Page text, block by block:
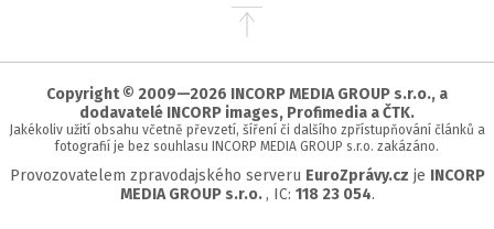
Přejít
stránky
Copyright © 2009—2026 INCORP MEDIA GROUP s.r.o., a
dodavatelé INCORP images, Profimedia a ČTK.
Jakékoliv užití obsahu včetně převzetí, šíření či dalšího zpřístupňování článků a
fotografií je bez souhlasu INCORP MEDIA GROUP s.r.o. zakázáno.
Provozovatelem zpravodajského serveru EuroZprávy.cz je INCORP
MEDIA GROUP s.r.o. , IC: 118 23 054.